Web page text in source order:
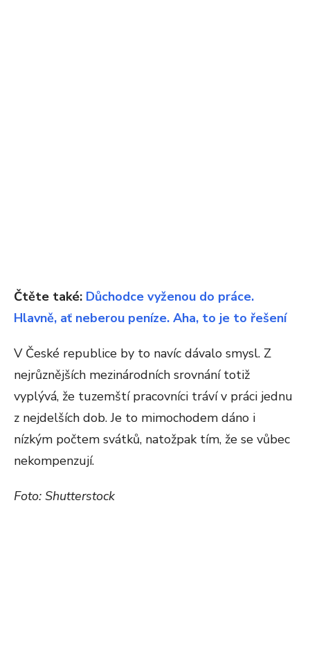
Čtěte také: Důchodce vyženou do práce.
Hlavně, ať neberou peníze. Aha, to je to řešení
V České republice by to navíc dávalo smysl. Z
nejrůznějších mezinárodních srovnání totiž
vyplývá, že tuzemští pracovníci tráví v práci jednu
z nejdelších dob. Je to mimochodem dáno i
nízkým počtem svátků, natožpak tím, že se vůbec
nekompenzují.
Foto: Shutterstock